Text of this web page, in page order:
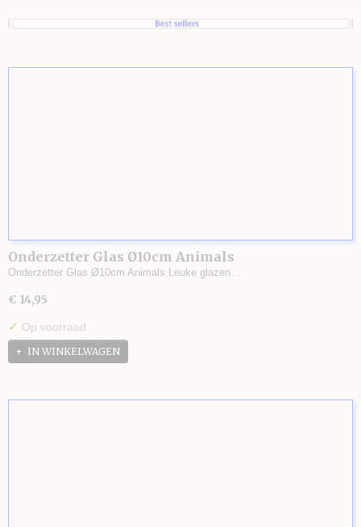
Onderzetter Glas Ø10cm Animals
Onderzetter Glas Ø10cm Animals Leuke glazen…
€ 14,95
✓ Op voorraad
IN WINKELWAGEN